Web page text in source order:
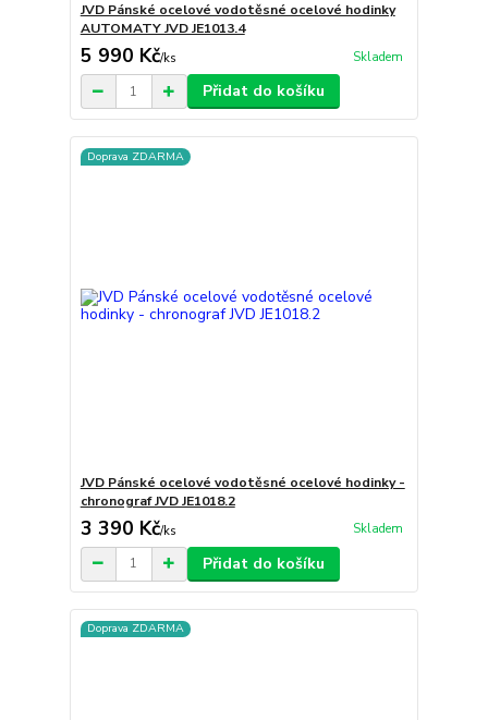
JVD Pánské ocelové vodotěsné ocelové hodinky
AUTOMATY JVD JE1013.4
5 990 Kč/ks Skladem
Přidat do košíku
Doprava ZDARMA
JVD Pánské ocelové vodotěsné ocelové hodinky -
chronograf JVD JE1018.2
3 390 Kč/ks Skladem
Přidat do košíku
Doprava ZDARMA